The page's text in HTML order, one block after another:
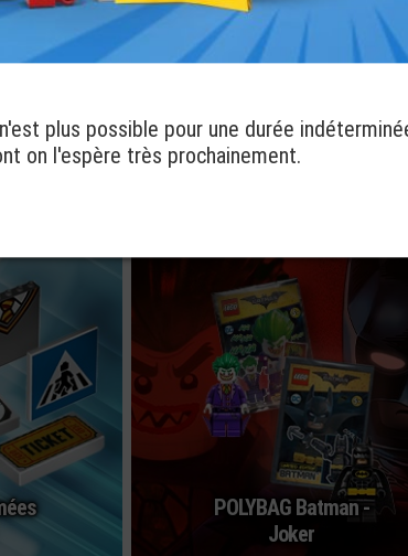
POLYBAG Batman -
Joker
plus possible pour une durée
on l'espère très prochainement.